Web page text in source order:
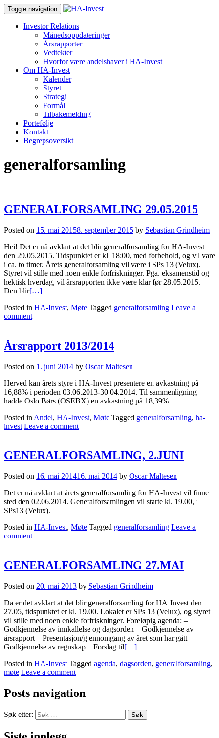
Toggle navigation
Investor Relations
Månedsoppdateringer
Årsrapporter
Vedtekter
Hvorfor være andelshaver i HA-Invest
Om HA-Invest
Kalender
Styret
Strategi
Formål
Tilbakemelding
Portefølje
Kontakt
Begrepsoversikt
generalforsamling
GENERALFORSAMLING 29.05.2015
Posted on 15. mai 20158. september 2015 by Sebastian Grindheim
Hei! Det er nå avklart at det blir generalforsamling for HA-Invest
den 29.05.2015. Tidspunktet er kl. 18:00, med forbehold, og vil vare
i ca. to timer. Årets generalforsamling vil være i SPs 13 (Velux).
Styret vil stille med noen enkle forfriskninger. Pga. eksamenstid og
hektisk hverdag, vil årsrapporten ikke være klar før 28.05.2015.
Den blir[…]
Posted in HA-Invest, Møte Tagged generalforsamling Leave a
comment
Årsrapport 2013/2014
Posted on 1. juni 2014 by Oscar Maltesen
​​Herved kan årets styre i HA-Invest presentere en avkastning på
16,88% i perioden 03.06.2013-30.04.2014. Til sammenligning
hadde Oslo Børs (OSEBX) en avkastning på 18,39%.
Posted in Andel, HA-Invest, Møte Tagged generalforsamling, ha-
invest Leave a comment
GENERALFORSAMLING, 2.JUNI
Posted on 16. mai 201416. mai 2014 by Oscar Maltesen
Det er nå avklart at årets generalforsamling for HA-Invest vil finne
sted den 02.06.2014. Generalforsamlingen vil starte kl. 19.00, i
SPs13 (Velux).
Posted in HA-Invest, Møte Tagged generalforsamling Leave a
comment
GENERALFORSAMLING 27.MAI
Posted on 20. mai 2013 by Sebastian Grindheim
Da er det avklart at det blir generalforsamling for HA-Invest den
27.05, tidspunktet er kl. 19.00. Lokalet er SPs 13 (Velux), og styret
vil stille med noen enkle forfriskninger. Foreløpig agenda: –
Godkjennelse av innkallelse og dagsorden – Godkjennelse av
årsrapport – Presentasjon/gjennomgang av året som har gått –
Godkjennelse av regnskap – Forslag til[…]
Posted in HA-Invest Tagged agenda, dagsorden, generalforsamling,
møte Leave a comment
Posts navigation
Søk etter: